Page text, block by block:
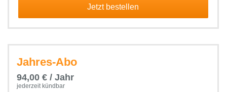
Jetzt bestellen
Jahres-Abo
94,00 € / Jahr
jederzeit kündbar